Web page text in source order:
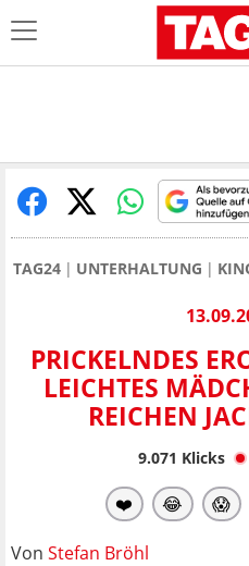
TAG24 UNTERHALTUNG
PRICKELNDES
LEICHTES
REICHEN
9.071 Klicks
❤️ 😂 😱
Von Stefan Bröhl